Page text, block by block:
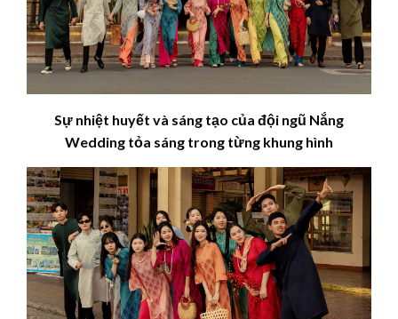
Sự nhiệt huyết và sáng tạo của đội ngũ Nắng
Wedding tỏa sáng trong từng khung hình